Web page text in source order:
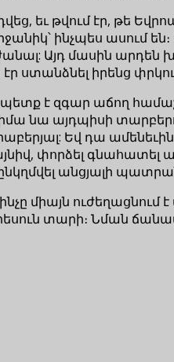
եւ թվում էր, թե
ինչպես ասում
Այդ մասին
իրենց
է զգար աճող
նա այդպիսի
Եվ դա
փորձել
անցյալի
միայն
տարի։ Նման